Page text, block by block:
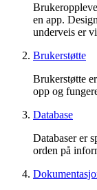
en app.
underveis er
Brukerstøtte
Brukerstøtte
opp og
Database
Databaser er
orden på